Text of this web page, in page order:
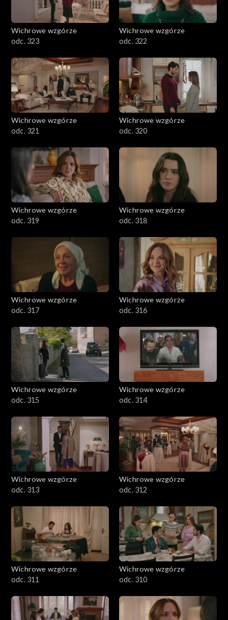
Wichrowe wzgórze
odc. 323
Wichrowe wzgórze
odc. 322
Wichrowe wzgórze
odc. 321
Wichrowe wzgórze
odc. 320
Wichrowe wzgórze
odc. 319
Wichrowe wzgórze
odc. 318
Wichrowe wzgórze
odc. 317
Wichrowe wzgórze
odc. 316
Wichrowe wzgórze
odc. 315
Wichrowe wzgórze
odc. 314
Wichrowe wzgórze
odc. 313
Wichrowe wzgórze
odc. 312
Wichrowe wzgórze
odc. 311
Wichrowe wzgórze
odc. 310